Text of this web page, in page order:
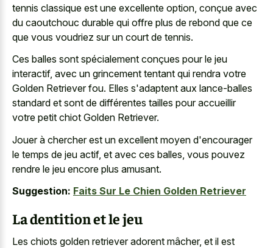
tennis classique est une excellente option, conçue avec
du caoutchouc durable qui offre plus de rebond que ce
que vous voudriez sur un court de tennis.
Ces balles sont spécialement conçues pour le jeu
interactif, avec un grincement tentant qui rendra votre
Golden Retriever fou. Elles s'adaptent aux lance-balles
standard et sont de différentes tailles pour accueillir
votre petit chiot Golden Retriever.
Jouer à chercher est un excellent moyen d'encourager
le temps de jeu actif, et avec ces balles, vous pouvez
rendre le jeu encore plus amusant.
Suggestion: Faits Sur Le Chien Golden Retriever
La dentition et le jeu
Les chiots golden retriever adorent mâcher, et il est